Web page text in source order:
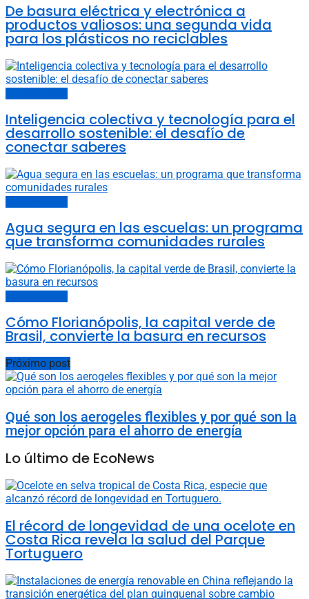
De basura eléctrica y electrónica a
productos valiosos: una segunda vida
para los plásticos no reciclables
Inteligencia colectiva y tecnología para el
desarrollo sostenible: el desafío de
conectar saberes
Agua segura en las escuelas: un programa
que transforma comunidades rurales
Cómo Florianópolis, la capital verde de
Brasil, convierte la basura en recursos
Próximo post
Qué son los aerogeles flexibles y por qué son la
mejor opción para el ahorro de energía
Lo último de EcoNews
El récord de longevidad de una ocelote en
Costa Rica revela la salud del Parque
Tortuguero